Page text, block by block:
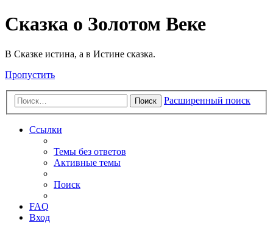
Сказка о Золотом Веке
В Сказке истина, а в Истине сказка.
Пропустить
Поиск Расширенный поиск
Ссылки
Темы без ответов
Активные темы
Поиск
FAQ
Вход